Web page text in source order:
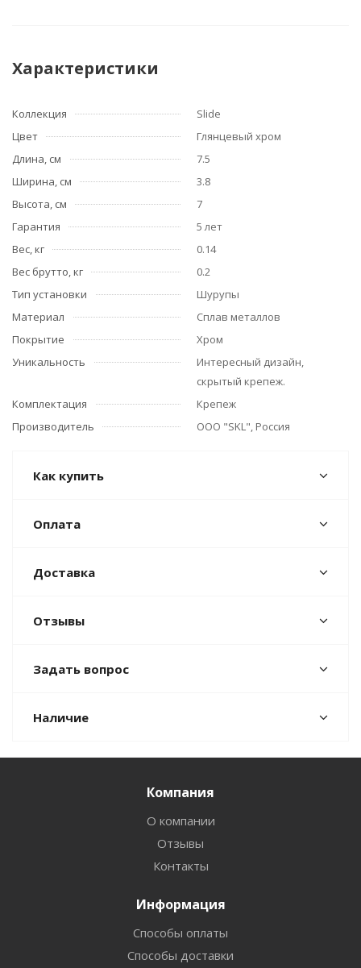
Характеристики
Коллекция
Slide
Цвет
Глянцевый хром
Длина, см
7.5
Ширина, см
3.8
Высота, см
7
Гарантия
5 лет
Вес, кг
0.14
Вес брутто, кг
0.2
Тип установки
Шурупы
Материал
Сплав металлов
Покрытие
Хром
Уникальность
Интересный дизайн,
скрытый крепеж.
Комплектация
Крепеж
Производитель
ООО "SKL", Россия
Как купить
Оплата
Доставка
Отзывы
Задать вопрос
Наличие
Компания
О компании
Отзывы
Контакты
Информация
Способы оплаты
Способы доставки